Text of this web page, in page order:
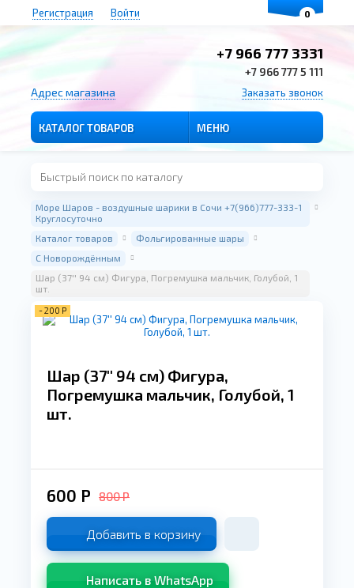
+7 966 777 3331
+7 966 777 5 111
Заказать звонок
Адрес магазина
Регистрация Войти
КАТАЛОГ ТОВАРОВ МЕНЮ
Море Шаров - воздушные шарики в Сочи +7(966)777-333-1
Круглосуточно
Каталог товаров
Фольгированные шары
С Новорождённым
Шар (37'' 94 см) Фигура, Погремушка мальчик, Голубой, 1
шт.
-200 Р
Шар (37'' 94 см) Фигура,
Погремушка мальчик, Голубой, 1
шт.
600 Р 800Р
Добавить в корзину
Написать в WhatsApp
0